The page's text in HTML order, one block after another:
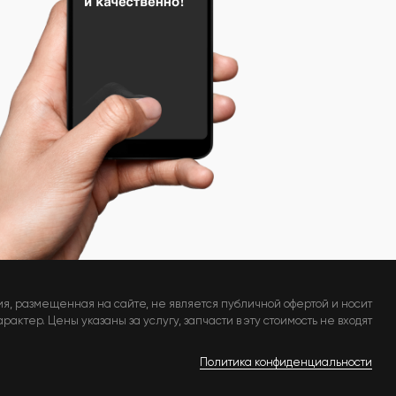
размещенная на сайте, не является публичной офертой и носит
Цены указаны за услугу, запчасти в эту стоимость не входят
Политика конфиденциальности